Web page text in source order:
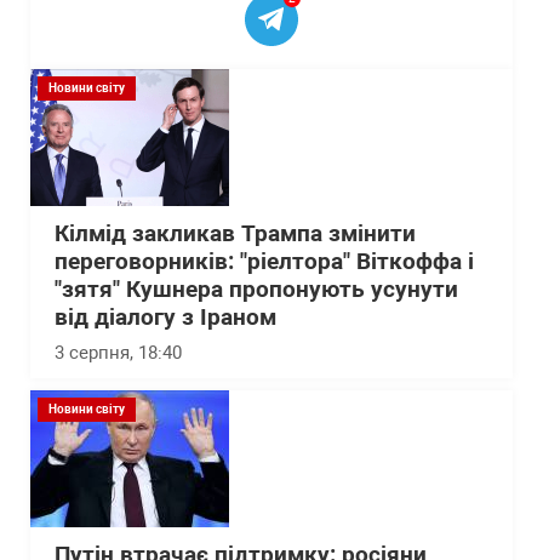
Новини світу
Кілмід закликав Трампа змінити
переговорників: "ріелтора" Віткоффа і
"зятя" Кушнера пропонують усунути
від діалогу з Іраном
3 серпня, 18:40
Новини світу